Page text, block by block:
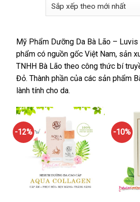
Mỹ Phẩm Dưỡng Da Bà Lão –
phẩm có nguồn gốc Việt Nam, sản
TNHH Bà Lão theo công thức bí
Đỏ. Thành phần của các sản phẩm
lành tính cho da.
-12% -10%